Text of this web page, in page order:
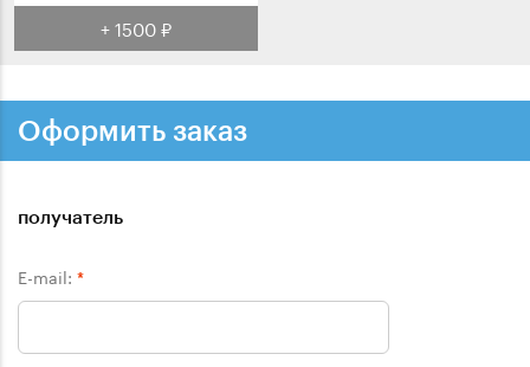
+ 1500 ₽
Оформить заказ
получатель
E-mail: *